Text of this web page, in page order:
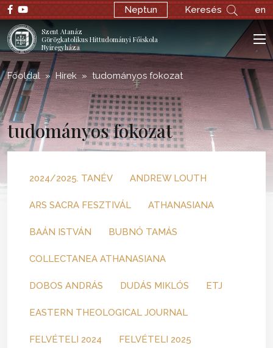
Neptun Keresés en
Szent Atanáz
Görögkatolikus Hittudományi Főiskola
Nyíregyháza
Főoldal Hírek tudományos fokozat
tudományos fokozat
2024/2025. TANÉV ANDREW LOUTH
ARS SACRA FESZTIVÁL ATHANASIANA
BAÁN ISTVÁN BUBNÓ TAMÁS
COLLECTANEA ATHANASIANA
DOBOS ANDRÁS DUDÁS MIKLÓS ETJ
EASTERN THEOLOGICAL JOURNAL
FELVÉTELI 2024 FELVÉTELI 2025